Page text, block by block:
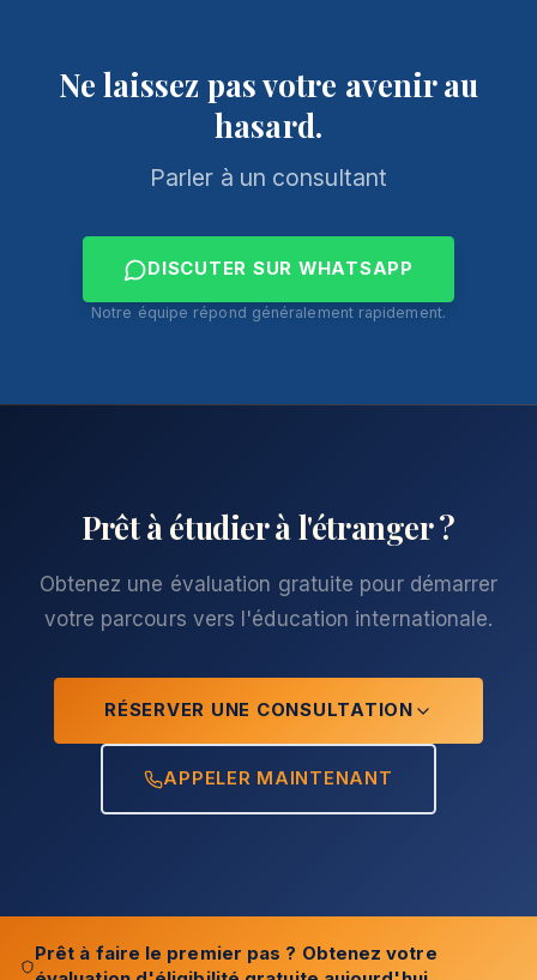
Ne laissez pas votre avenir au
hasard.
Parler à un consultant
DISCUTER SUR WHATSAPP
Notre équipe répond généralement rapidement.
Prêt à étudier à l'étranger ?
Obtenez une évaluation gratuite pour démarrer
votre parcours vers l'éducation internationale.
RÉSERVER UNE CONSULTATION
APPELER MAINTENANT
Prêt à faire le premier pas ? Obtenez votre